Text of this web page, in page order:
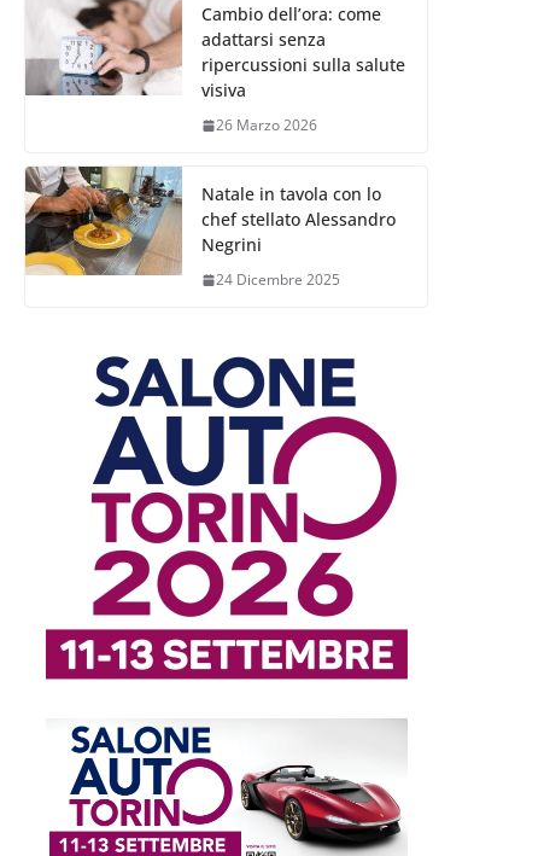
Cambio dell’ora: come
adattarsi senza
ripercussioni sulla salute
visiva
26 Marzo 2026
Natale in tavola con lo
chef stellato Alessandro
Negrini
24 Dicembre 2025